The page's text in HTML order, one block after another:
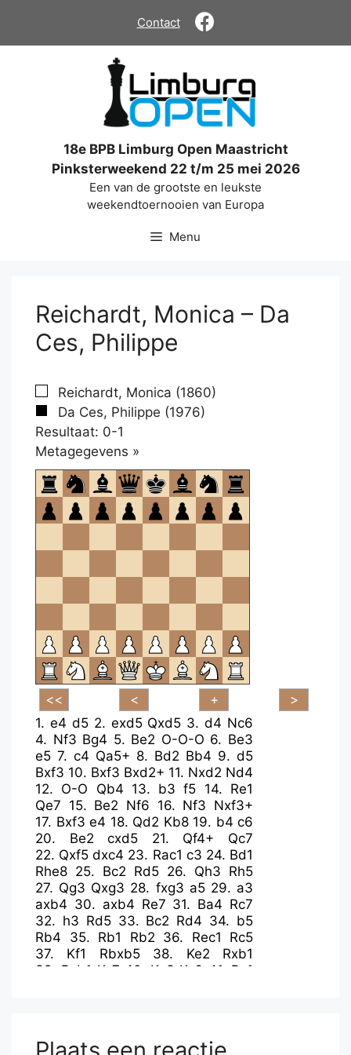
de
Contact
18e BPB Limburg Open Maastricht
Pinksterweekend 22 t/m 25 mei 2026
Een van de grootste en leukste
weekendtoernooien van Europa
Menu
Reichardt, Monica – Da
Ces, Philippe
Reichardt, Monica (1860)
Da Ces, Philippe (1976)
Resultaat: 0-1
Metagegevens »
om
te
openen.
1. e4 d5 2. exd5 Qxd5 3.d4 Nc6
4. Nf3 Bg4 5. Be2 O-O-O 6. Be3
e5 7. c4 Qa5+ 8. Bd2 Bb4 9. d5
Bxf3 10. Bxf3 Bxd2+ 11. Nxd2 Nd4
12. O-O Qb4 13. b3 f5 14. Re1
Qe7 15. Be2 Nf6 16. Nf3 Nxf3+
17. Bxf3 e4 18. Qd2 Kb8 19. b4 c6
20. Be2 cxd5 21. Qf4+
Qc7
22. Qxf5 dxc4 23. Rac1 c3 24. Bd1
Rhe8 25. Bc2 Rd5 26. Qh3 Rh5
27. Qg3 Qxg3 28. fxg3 a5 29. a3
axb4 30. axb4 Re7 31. Ba4 Rc7
32. h3 Rd5 33. Bc2 Rd4 34. b5
Rb4
35. Rb1 Rb2 36. Rec1
Rc5
37. Kf1 Rbxb5 38. Ke2
Rxb1
39. Rxb1 Kc7 40. Ke3 Kc6 41. Rc1